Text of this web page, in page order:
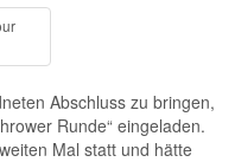
Abschluss zu bringen,
Runde“ eingeladen.
Mal statt und hätte